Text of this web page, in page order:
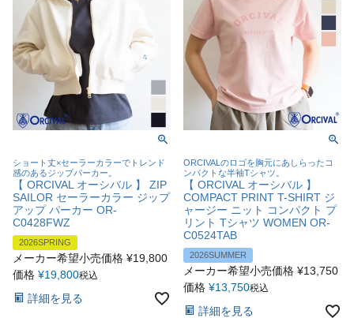
ショート丈×セーラーカラーでトレンド
感のあるジップパーカー。
【 ORCIVAL オーシバル 】 ZIP
SAILOR セーラーカラー ジップ
アップ パーカー OR-
C0428FWZ
2026SPRING
メーカー希望小売価格 ¥19,800
価格 ¥19,800税込
詳細を見る
ORCIVALのロゴを胸元にあしらったコ
ンパクトな半袖Tシャツ。
【 ORCIVAL オーシバル 】
COMPACT PRINT T-SHIRT ジ
ャージー ニット コンパクト プ
リント Tシャツ WOMEN OR-
C0524TAB
2026SUMMER
メーカー希望小売価格 ¥13,750
価格 ¥13,750税込
詳細を見る